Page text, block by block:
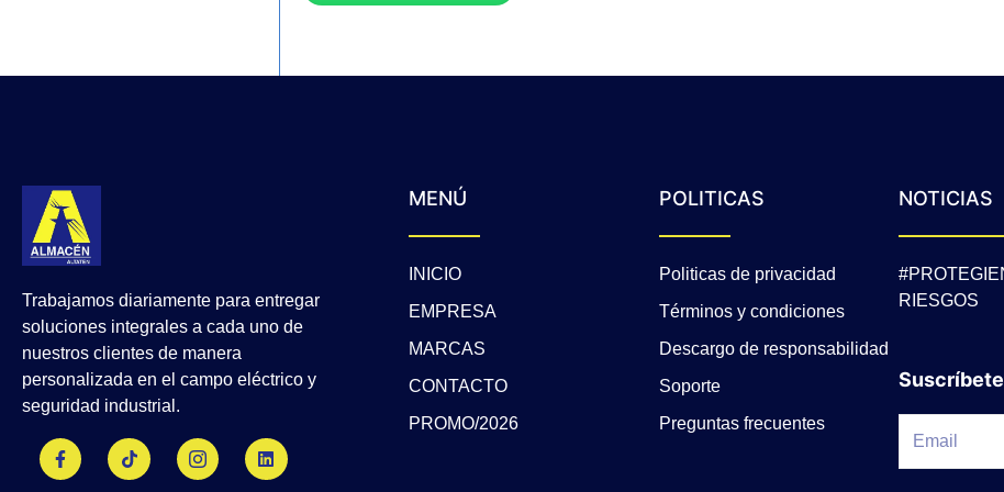
Trabajamos diariamente para entregar
soluciones integrales a cada uno de
nuestros clientes de manera
personalizada en el campo eléctrico y
seguridad industrial.
MENÚ
INICIO
EMPRESA
MARCAS
CONTACTO
PROMO/2026
POLITICAS
Politicas de privacidad
Términos y condiciones
Descargo de responsabilidad
Soporte
Preguntas frecuentes
NOTICIAS
RIESGOS
Suscríbete
a
c
e
i
k
t
k
i
-
n
k